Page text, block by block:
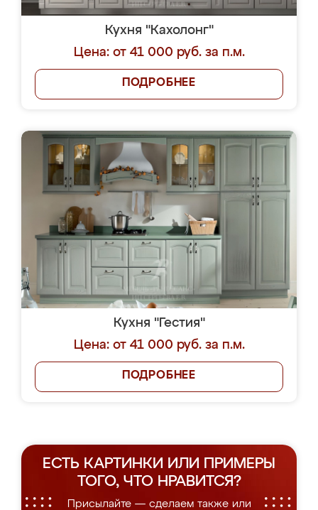
Кухня "Кахолонг"
Цена: от 41 000 руб. за п.м.
ПОДРОБНЕЕ
Кухня "Гестия"
Цена: от 41 000 руб. за п.м.
ПОДРОБНЕЕ
ЕСТЬ КАРТИНКИ ИЛИ ПРИМЕРЫ
ТОГО, ЧТО НРАВИТСЯ?
Присылайте — сделаем также или